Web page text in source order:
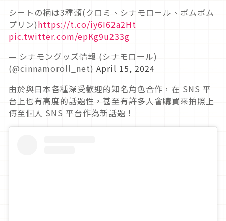
シートの柄は3種類(クロミ、シナモロール、ポムポム
プリン)https://t.co/iy6I62a2Ht
pic.twitter.com/epKg9u233g
— シナモングッズ情報 (シナモロール)
(@cinnamoroll_net) April 15, 2024
由於與日本各種深受歡迎的知名角色合作，在 SNS 平
台上也有高度的話題性，甚至有許多人會購買來拍照上
傳至個人 SNS 平台作為新話題！